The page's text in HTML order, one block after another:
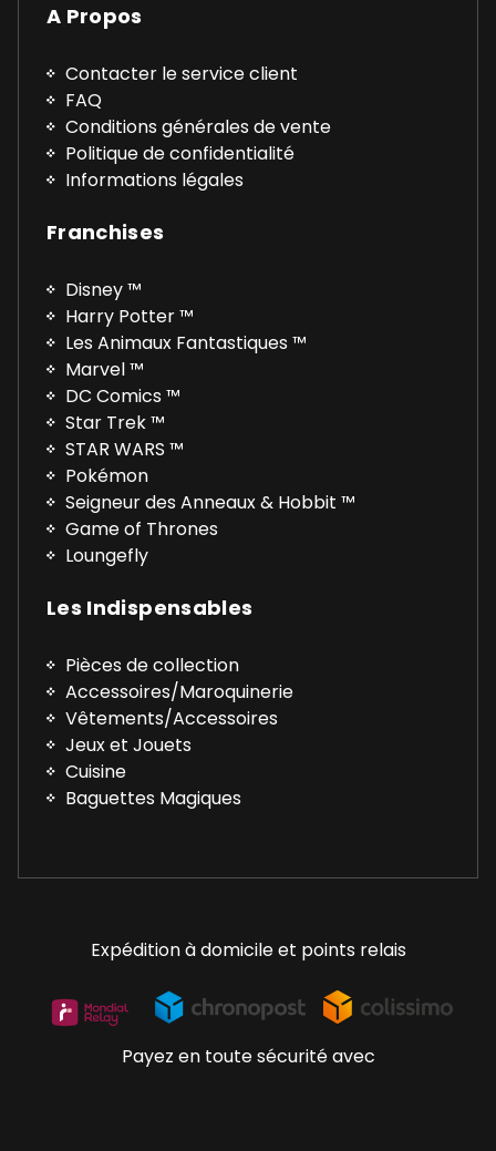
A Propos
Contacter le service client
FAQ
Conditions générales de vente
Politique de confidentialité
Informations légales
Franchises
Disney ™
Harry Potter ™
Les Animaux Fantastiques ™
Marvel ™
DC Comics ™
Star Trek ™
STAR WARS ™
Pokémon
Seigneur des Anneaux & Hobbit ™
Game of Thrones
Loungefly
Les Indispensables
Pièces de collection
Accessoires/Maroquinerie
Vêtements/Accessoires
Jeux et Jouets
Cuisine
Baguettes Magiques
Expédition à domicile et points relais
Payez en toute sécurité avec